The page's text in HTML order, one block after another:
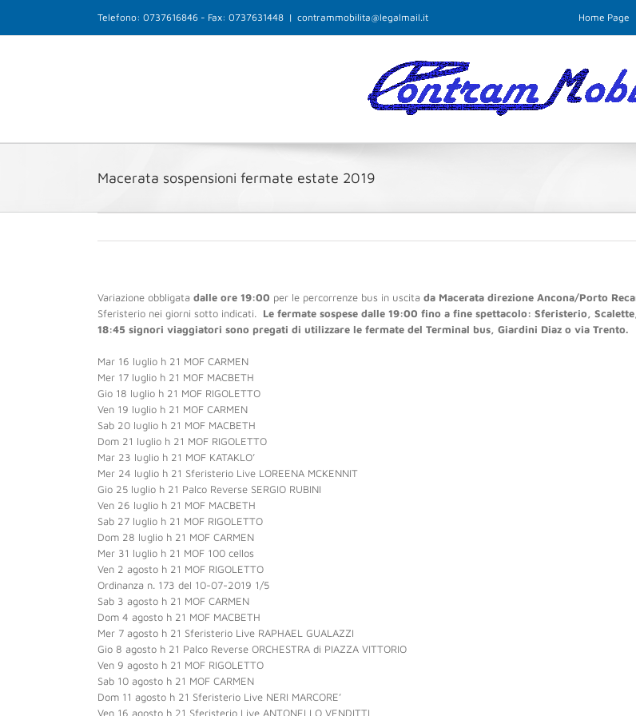
contenuto
Telefono: 0737616846 - Fax: 0737631448 | contrammobilita@legalmail.it Home Page
Macerata sospensioni fermate estate 2019
Variazione obbligata dalle ore 19:00 per le percorrenze bus in uscita da Macerata direzione Ancona/Porto
Sferisterio nei giorni sotto indicati. Le fermate sospese dalle 19:00 fino a fine spettacolo: Sferisterio,
18:45 signori viaggiatori sono pregati di utilizzare le fermate del Terminal bus, Giardini Diaz o via Trento.
Mar 16 luglio h 21 MOF CARMEN
Mer 17 luglio h 21 MOF MACBETH
Gio 18 luglio h 21 MOF RIGOLETTO
Ven 19 luglio h 21 MOF CARMEN
Sab 20 luglio h 21 MOF MACBETH
Dom 21 luglio h 21 MOF RIGOLETTO
Mar 23 luglio h 21 MOF KATAKLO’
Mer 24 luglio h 21 Sferisterio Live LOREENA MCKENNIT
Gio 25 luglio h 21 Palco Reverse SERGIO RUBINI
Ven 26 luglio h 21 MOF MACBETH
Sab 27 luglio h 21 MOF RIGOLETTO
Dom 28 luglio h 21 MOF CARMEN
Mer 31 luglio h 21 MOF 100 cellos
Ven 2 agosto h 21 MOF RIGOLETTO
Ordinanza n. 173 del 10-07-2019 1/5
Sab 3 agosto h 21 MOF CARMEN
Dom 4 agosto h 21 MOF MACBETH
Mer 7 agosto h 21 Sferisterio Live RAPHAEL GUALAZZI
Gio 8 agosto h 21 Palco Reverse ORCHESTRA di PIAZZA VITTORIO
Ven 9 agosto h 21 MOF RIGOLETTO
Sab 10 agosto h 21 MOF CARMEN
Dom 11 agosto h 21 Sferisterio Live NERI MARCORE’
Ven 16 agosto h 21 Sferisterio Live ANTONELLO VENDITTI